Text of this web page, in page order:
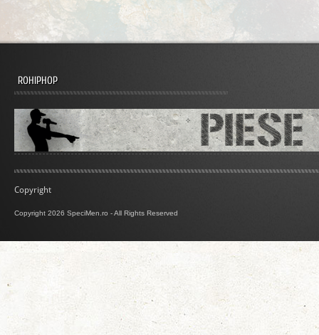
ROHIPHOP
Copyright
Copyright 2026 SpeciMen.ro - All Rights Reserved